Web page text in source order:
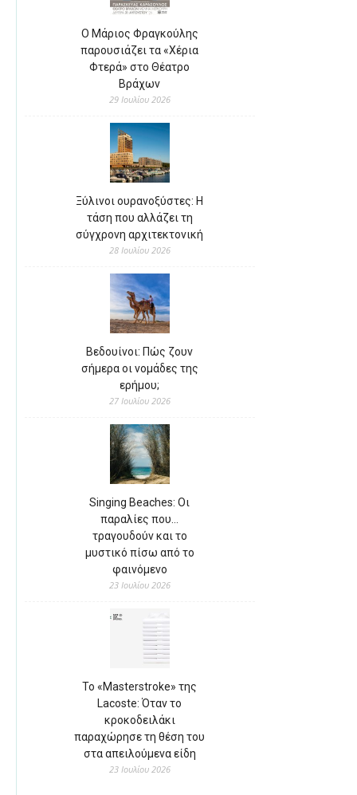
Ο Μάριος Φραγκούλης
παρουσιάζει τα «Χέρια
Φτερά» στο Θέατρο
Βράχων
29 Ιουλίου 2026
Ξύλινοι ουρανοξύστες: Η
τάση που αλλάζει τη
σύγχρονη αρχιτεκτονική
28 Ιουλίου 2026
Βεδουίνοι: Πώς ζουν
σήμερα οι νομάδες της
ερήμου;
27 Ιουλίου 2026
Singing Beaches: Οι
παραλίες που…
τραγουδούν και το
μυστικό πίσω από το
φαινόμενο
23 Ιουλίου 2026
Το «Masterstroke» της
Lacoste: Όταν το
κροκοδειλάκι
παραχώρησε τη θέση του
στα απειλούμενα είδη
23 Ιουλίου 2026